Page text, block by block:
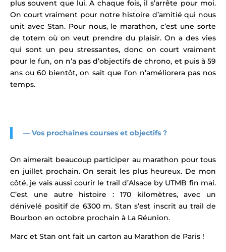
plus souvent que lui. À chaque fois, il s’arrête pour moi.
On court vraiment pour notre histoire d’amitié qui nous
unit avec Stan. Pour nous, le marathon, c’est une sorte
de totem où on veut prendre du plaisir. On a des vies
qui sont un peu stressantes, donc on court vraiment
pour le fun, on n’a pas d’objectifs de chrono, et puis à 59
ans ou 60 bientôt, on sait que l’on n’améliorera pas nos
temps.
— Vos prochaines courses et objectifs ?
On aimerait beaucoup participer au marathon pour tous
en juillet prochain. On serait les plus heureux. De mon
côté, je vais aussi courir le trail d’Alsace by UTMB fin mai.
C’est une autre histoire : 170 kilomètres, avec un
dénivelé positif de 6300 m. Stan s’est inscrit au trail de
Bourbon en octobre prochain à La Réunion.
Marc et Stan ont fait un carton au Marathon de Paris !